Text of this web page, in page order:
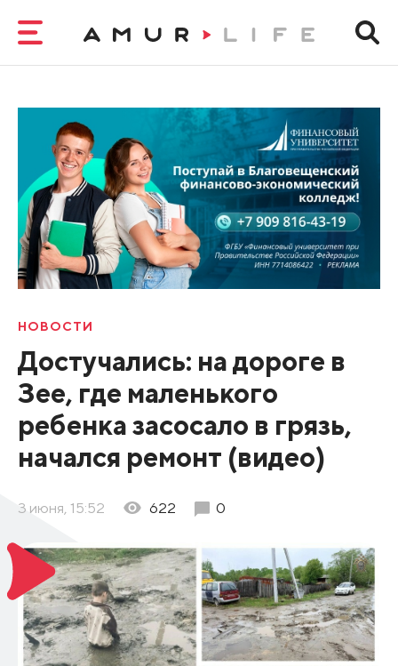
НОВОСТИ
Достучались: на дороге в
Зее, где маленького
ребенка засосало в грязь,
начался ремонт (видео)
3 июня, 15:52 622 0